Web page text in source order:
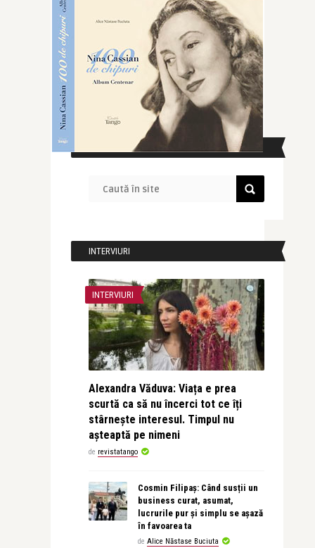
CAUTĂ ÎN SITE
INTERVIURI
INTERVIURI
Alexandra Văduva: Viața e prea
scurtă ca să nu încerci tot ce îți
stârnește interesul. Timpul nu
așteaptă pe nimeni
de revistatango
Cosmin Filipaș: Când susții un
business curat, asumat,
lucrurile pur și simplu se așază
în favoarea ta
de Alice Năstase Buciuta